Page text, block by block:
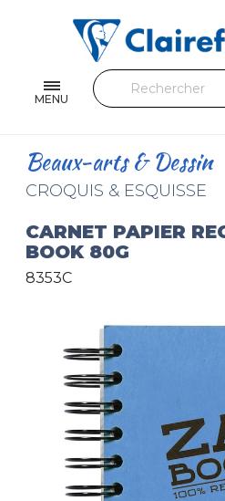
MENU
Feuilles & Copies
Beaux-arts & Dessin
Loisirs créatifs
Cuir & trousses
Toutes les collections
Beaux-arts & Dessin
CROQUIS & ESQUISSE
CARNET PAPIER
BOOK 80G
8353C